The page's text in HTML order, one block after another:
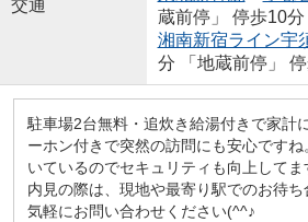
交通
蔵前停」 停歩10分
湘南新宿ライン宇
分 「地蔵前停」
駐車場2台無料・追炊き給湯付きで家計
ーホン付きで突然の訪問にも安心です
いているのでセキュリティも向上して
内見の際は、現地や最寄り駅でのお待
気軽にお問い合わせください(^^♪